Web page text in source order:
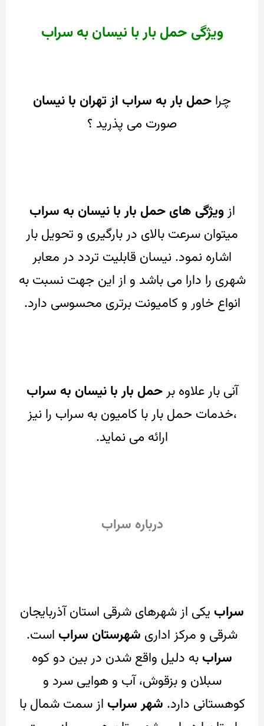
ویژگی حمل بار با نیسان به سراب
چرا حمل بار به سراب از تهران با نیسان
صورت می پذرید ؟
ازویژگی های حمل بار با نیسان به سراب
میتوان سرعت بالای در بارگیری و تحویل بار
اشاره نمود. نیسان قابلیت تردد در معابر
شهری را دارا می باشد و از این جهت نسبت به
انواع خاور و کامیونت برتری محسوسی دارد.
آنی بار علاوه برحمل بار با نیسان به سراب
،‌خدمات حمل بار با کامیون به سراب را نیز
ارائه می نماید.
درباره سراب
سراب یکی از شهرهای شرقی استان آذربایجان
شرقی و مرکز اداری شهرستان سراب است.
سراب به دلیل واقع شدن در بین دو کوه
سبلان و بزقوش، آب و هوایی سرد و
کوهستانی دارد. شهر سراب از سمت شمال با